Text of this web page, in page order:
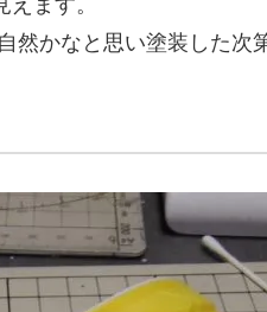
ます。
然かなと思い塗装した次第